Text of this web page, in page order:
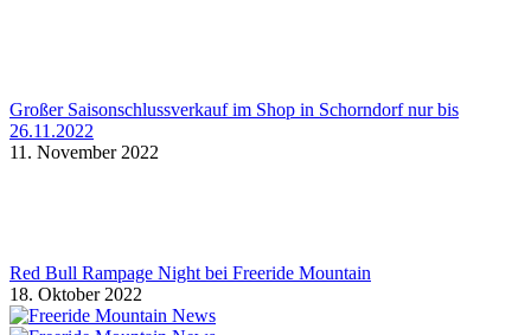
Großer Saisonschlussverkauf im Shop in Schorndorf nur bis
26.11.2022
11. November 2022
Red Bull Rampage Night bei Freeride Mountain
18. Oktober 2022